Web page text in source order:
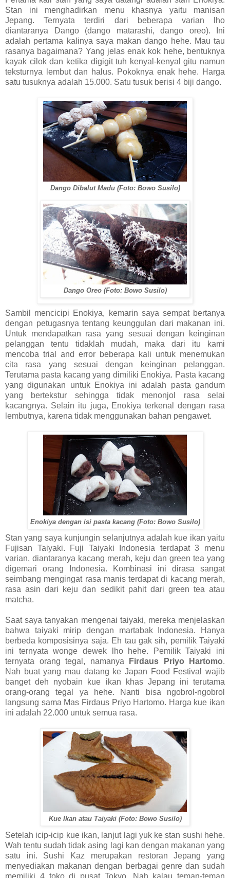
Stan ini menghadirkan menu khasnya yaitu manisan
Jepang. Ternyata terdiri dari beberapa varian lho
diantaranya Dango (dango matarashi, dango oreo). Ini
adalah pertama kalinya saya makan dango hehe. Mau tau
rasanya bagaimana? Yang jelas enak kok hehe, bentuknya
kayak cilok dan ketika digigit tuh kenyal-kenyal gitu namun
teksturnya lembut dan halus. Pokoknya enak hehe. Harga
satu tusuknya adalah 15.000. Satu tusuk berisi 4 biji dango.
Dango Dibalut Madu (Foto: Bowo Susilo)
Dango Oreo (Foto: Bowo Susilo)
Sambil mencicipi Enokiya, kemarin saya sempat bertanya
dengan petugasnya tentang keunggulan dari makanan ini.
Untuk mendapatkan rasa yang sesuai dengan keinginan
pelanggan tentu tidaklah mudah, maka dari itu kami
mencoba trial and error beberapa kali untuk menemukan
cita rasa yang sesuai dengan keinginan pelanggan.
Terutama pasta kacang yang dimiliki Enokiya. Pasta kacang
yang digunakan untuk Enokiya ini adalah pasta gandum
yang bertekstur sehingga tidak menonjol rasa selai
kacangnya. Selain itu juga, Enokiya terkenal dengan rasa
lembutnya, karena tidak menggunakan bahan pengawet.
Enokiya dengan isi pasta kacang (Foto: Bowo Susilo)
Stan yang saya kunjungin selanjutnya adalah kue ikan yaitu
Fujisan Taiyaki. Fuji Taiyaki Indonesia terdapat 3 menu
varian, diantaranya kacang merah, keju dan green tea yang
digemari orang Indonesia. Kombinasi ini dirasa sangat
seimbang mengingat rasa manis terdapat di kacang merah,
rasa asin dari keju dan sedikit pahit dari green tea atau
matcha.
Saat saya tanyakan mengenai taiyaki, mereka menjelaskan
bahwa taiyaki mirip dengan martabak Indonesia. Hanya
berbeda komposisinya saja. Eh tau gak sih, pemilik Taiyaki
ini ternyata wonge dewek lho hehe. Pemilik Taiyaki ini
ternyata orang tegal, namanya
Firdaus Priyo Hartomo.
Nah buat yang mau datang ke Japan Food Festival wajib
banget deh nyobain kue ikan khas Jepang ini terutama
orang-orang tegal ya hehe. Nanti bisa ngobrol-ngobrol
langsung sama Mas Firdaus Priyo Hartomo. Harga kue ikan
ini adalah 22.000 untuk semua rasa.
Kue Ikan atau Taiyaki (Foto: Bowo Susilo)
Setelah icip-icip kue ikan, lanjut lagi yuk ke stan sushi hehe.
Wah tentu sudah tidak asing lagi kan dengan makanan yang
satu ini. Sushi Kaz merupakan restoran Jepang yang
menyediakan makanan dengan berbagai genre dan sudah